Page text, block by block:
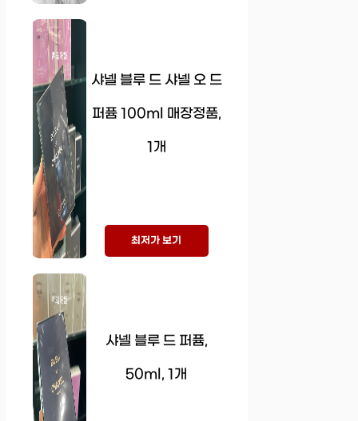
샤넬 블루 드 샤넬 오 드
퍼퓸 100ml 매장정품,
1개
최저가 보기
샤넬 블루 드 퍼퓸,
50ml, 1개